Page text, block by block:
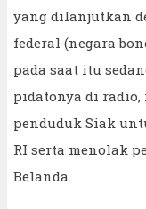
yang dilanjutkan
federal (negara
pada saat itu
pidatonya di radio,
penduduk Siak
RI serta menolak
Belanda.